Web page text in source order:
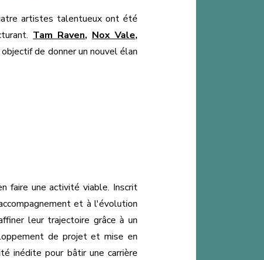
artistes talentueux ont été
Tam Raven, Nox Vale
de donner un nouvel élan
faire une activité viable. Inscrit
et à l'évolution
leur trajectoire grâce à un
de projet et mise en
inédite pour bâtir une carrière